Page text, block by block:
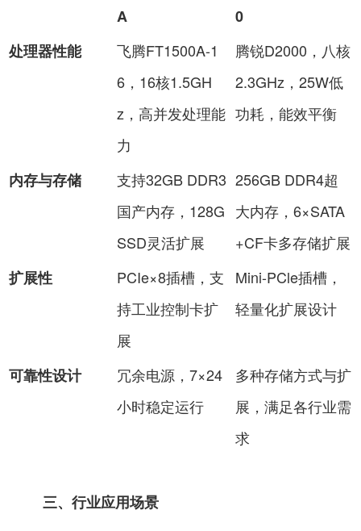
A
0
处理器性能
飞腾FT1500A-1
6，16核1.5GH
z，高并发处理能
力
腾锐D2000，八核
2.3GHz，25W低
功耗，能效平衡
内存与存储
支持32GB DDR3
国产内存，128G
SSD灵活扩展
256GB DDR4超
大内存，6×SATA
+CF卡多存储扩展
扩展性
PCIe×8插槽，支
持工业控制卡扩
展
Mini-PCle插槽，
轻量化扩展设计
可靠性设计
冗余电源，7×24
小时稳定运行
多种存储方式与扩
展，满足各行业需
求
三、行业应用场景